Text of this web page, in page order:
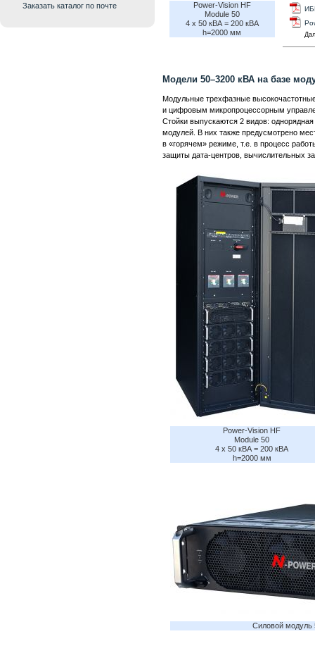
Заказать каталог по почте
Power-Vision HF
Module 50
4 x 50 кВА = 200 кВА
h=2000 мм
Модели 50–3200 кВА на базе
Модульные трехфазные
и цифровым микропроцессорным
Стойки выпускаются 2 видов:
модулей. В них также предусмотрено
в «горячем» режиме, т.е. в процесс
защиты дата-центров, вычислительных
Power-Vision HF
Module 50
4 x 50 кВА = 200 кВА
h=2000 мм
Силовой модуль